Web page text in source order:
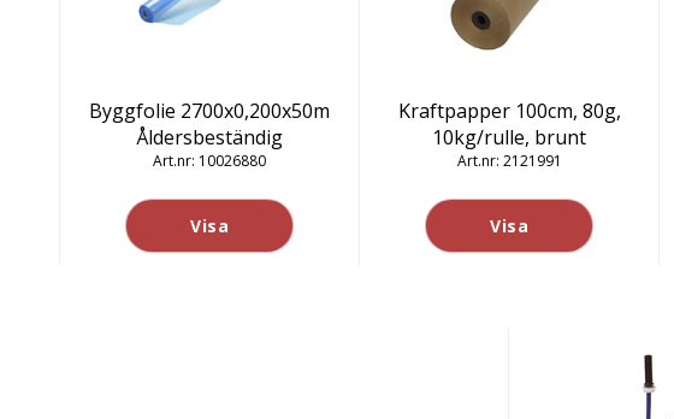
Byggfolie 2700x0,200x50m
Åldersbeständig
10026880
Visa
Kraftpapper 100cm, 80g,
10kg/rulle, brunt
2121991
Visa